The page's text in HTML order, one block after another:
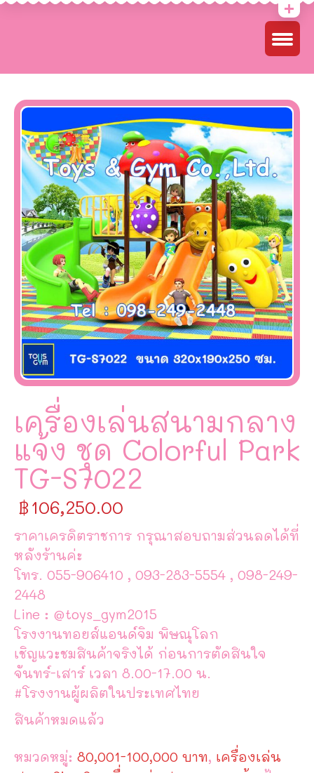
เครื่องเล่นสนามกลาง
แจ้ง ชุด Colorful Park
TG-S7022
฿106,250.00
ราคาเครดิตราชการ กรุณาสอบถามส่วนลดได้ที่
หลังร้านค่ะ
โทร. 055-906410 , 093-283-5554 , 098-249-
2448
Line : @toys_gym2015
โรงงานทอยส์แอนด์จิม พิษณุโลก
เชิญแวะชมสินค้าจริงได้ ก่อนการตัดสินใจ
จันทร์-เสาร์ เวลา 8.00-17.00 น.
#โรงงานผู้ผลิตในประเทศไทย
สินค้าหมดแล้ว
หมวดหมู่: 80,001-100,000 บาท, เครื่องเล่น